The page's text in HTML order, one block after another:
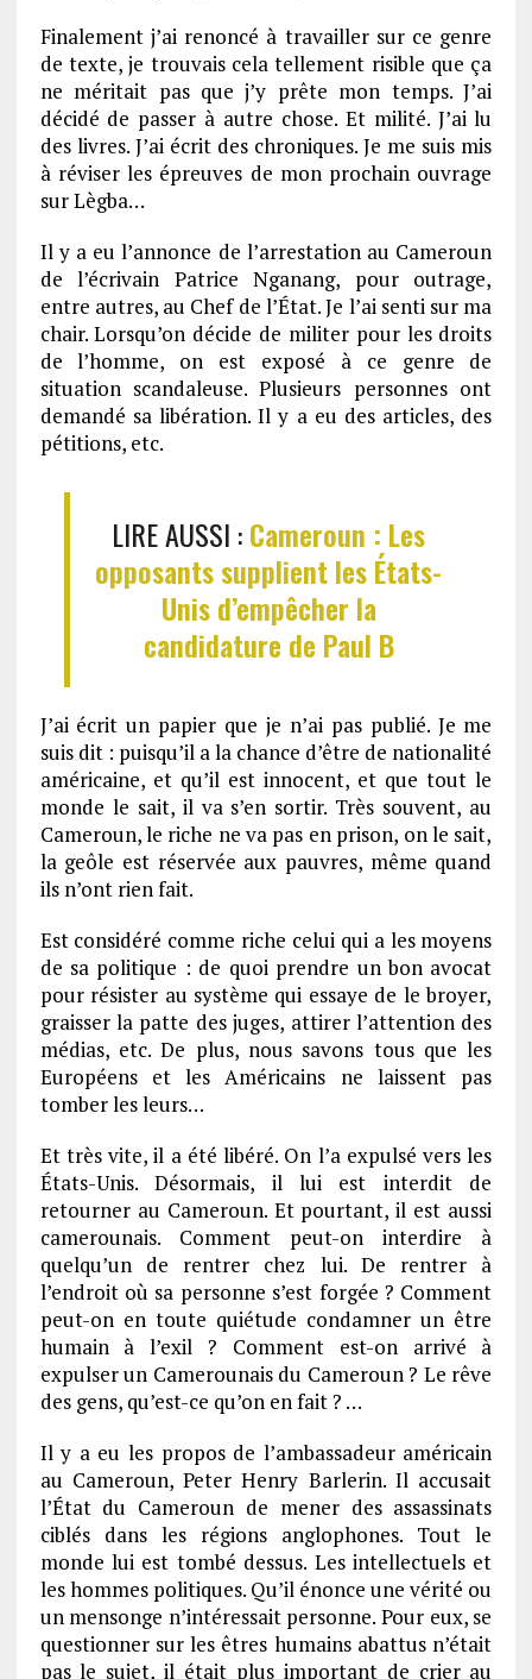
Finalement j’ai renoncé à travailler sur ce genre
de texte, je trouvais cela tellement risible que ça
ne méritait pas que j’y prête mon temps. J’ai
décidé de passer à autre chose. Et milité. J’ai lu
des livres. J’ai écrit des chroniques. Je me suis mis
à réviser les épreuves de mon prochain ouvrage
sur Lègba…
Il y a eu l’annonce de l’arrestation au Cameroun
de l’écrivain Patrice Nganang, pour outrage,
entre autres, au Chef de l’État. Je l’ai senti sur ma
chair. Lorsqu’on décide de militer pour les droits
de l’homme, on est exposé à ce genre de
situation scandaleuse. Plusieurs personnes ont
demandé sa libération. Il y a eu des articles, des
pétitions, etc.
LIRE AUSSI :Cameroun : Les
opposants supplient les États-
Unis d’empêcher la
candidature de Paul B
J’ai écrit un papier que je n’ai pas publié. Je me
suis dit : puisqu’il a la chance d’être de nationalité
américaine, et qu’il est innocent, et que tout le
monde le sait, il va s’en sortir. Très souvent, au
Cameroun, le riche ne va pas en prison, on le sait,
la geôle est réservée aux pauvres, même quand
ils n’ont rien fait.
Est considéré comme riche celui qui a les moyens
de sa politique : de quoi prendre un bon avocat
pour résister au système qui essaye de le broyer,
graisser la patte des juges, attirer l’attention des
médias, etc. De plus, nous savons tous que les
Européens et les Américains ne laissent pas
tomber les leurs…
Et très vite, il a été libéré. On l’a expulsé vers les
États-Unis. Désormais, il lui est interdit de
retourner au Cameroun. Et pourtant, il est aussi
camerounais. Comment peut-on interdire à
quelqu’un de rentrer chez lui. De rentrer à
l’endroit où sa personne s’est forgée ? Comment
peut-on en toute quiétude condamner un être
humain à l’exil ? Comment est-on arrivé à
expulser un Camerounais du Cameroun ? Le rêve
des gens, qu’est-ce qu’on en fait ? …
Il y a eu les propos de l’ambassadeur américain
au Cameroun, Peter Henry Barlerin. Il accusait
l’État du Cameroun de mener des assassinats
ciblés dans les régions anglophones. Tout le
monde lui est tombé dessus. Les intellectuels et
les hommes politiques. Qu’il énonce une vérité ou
un mensonge n’intéressait personne. Pour eux, se
questionner sur les êtres humains abattus n’était
pas le sujet, il était plus important de crier au